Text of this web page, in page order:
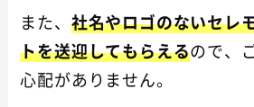
また、 社名やロゴのないセレ
トを送迎してもらえるので、
心配がありません。